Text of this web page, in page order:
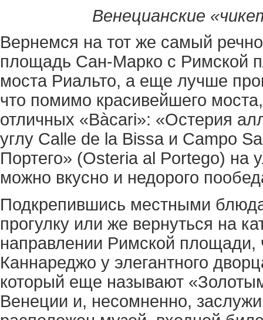
Венецианские
Вернемся на тот же самый
площадь Сан-Марко с Римской
моста Риальто, а еще лучше
что помимо красивейшего
отличных «Bàcari»: «Остерия
углу Calle de la Bissa и Campo
Портего» (Osteria al Portego) на
можно вкусно и недорого
Подкрепившись местными
прогулку или же вернуться на
направлении Римской площади,
Каннареджо у элегантного
который еще называют
Венеции и, несомненно,